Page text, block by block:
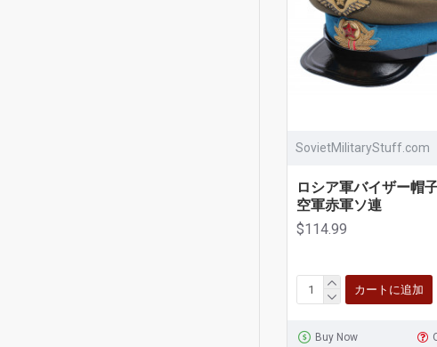
SovietMilitaryStuff.com
ロシア軍バイザー帽
空軍赤軍ソ連
$114.99
カートに追加
Buy Now